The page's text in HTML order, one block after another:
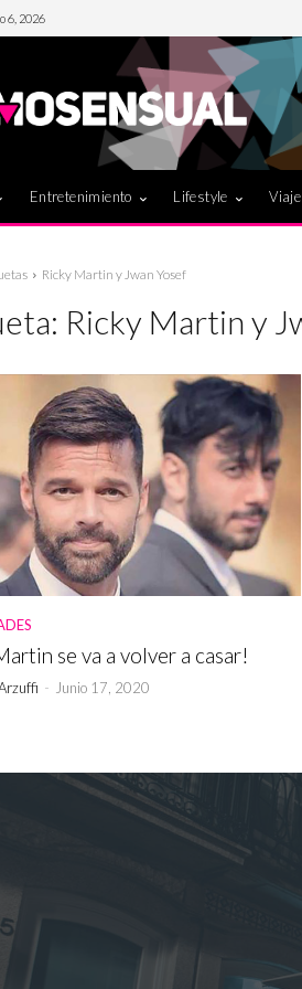
6, 2026
Entretenimiento Lifestyle
Ricky Martin y Jwan Yosef
Ricky Martin y
se va a volver a casar!
- Junio 17, 2020